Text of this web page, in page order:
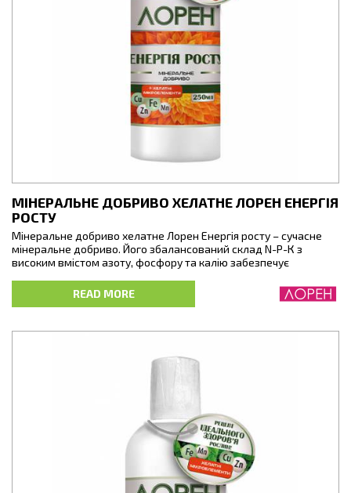
МІНЕРАЛЬНЕ ДОБРИВО ХЕЛАТНЕ ЛОРЕН ЕНЕРГІЯ
РОСТУ
Мінеральне добриво хелатне Лорен Енергія росту – сучасне
мінеральне добриво. Його збалансований склад N-P-К з
високим вмістом азоту, фосфору та калію забезпечує
– захищені від переходу у нерозчинні сполуки та максимально
READ MORE